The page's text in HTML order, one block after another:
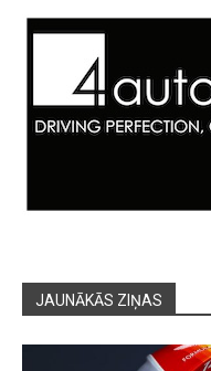
JAUNĀKĀS ZIŅAS